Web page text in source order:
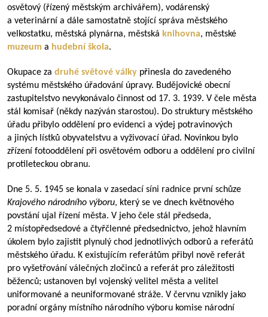
osvětový (řízený městským archivářem), vodárenský
a veterinární a dále samostatně stojící správa městského
velkostatku, městská plynárna, městská knihovna, městské
muzeum a hudební škola.
Okupace za druhé světové války přinesla do zavedeného
systému městského úřadování úpravy. Budějovické obecní
zastupitelstvo nevykonávalo činnost od 17. 3. 1939. V čele města
stál komisař (někdy nazýván starostou). Do struktury městského
úřadu přibylo oddělení pro evidenci a výdej potravinových
a jiných lístků obyvatelstvu a vyživovací úřad. Novinkou bylo
zřízení fotooddělení při osvětovém odboru a oddělení pro civilní
protileteckou obranu.
Dne 5. 5. 1945 se konala v zasedací síni radnice první schůze
Krajového národního výboru, který se ve dnech květnového
povstání ujal řízení města. V jeho čele stál předseda,
2 místopředsedové a čtyřčlenné předsednictvo, jehož hlavním
úkolem bylo zajistit plynulý chod jednotlivých odborů a referátů
městského úřadu. K existujícím referátům přibyl nově referát
pro vyšetřování válečných zločinců a referát pro záležitosti
běženců; ustanoven byl vojenský velitel města a velitel
uniformované a neuniformované stráže. V červnu vznikly jako
poradní orgány místního národního výboru komise národní